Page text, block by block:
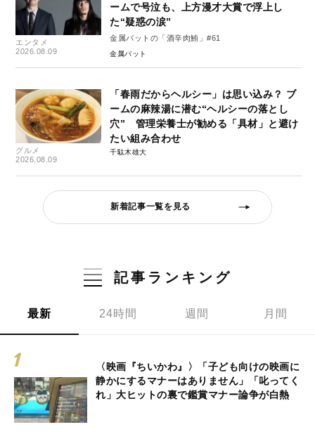
エンタメ
2026.08.09
ームで号泣も、上方漫才大賞で浮上し
た“疑惑の涙”
金属バットの「酒辛肉鮪」#61
金属バット
グルメ
2026.08.09
「春雨だからヘルシー」は思い込み？ ブ
ームの麻辣湯に潜む“ヘルシーの落とし
穴” 管理栄養士が勧める「具材」と避け
たい組み合わせ
千駄木雄大
新着記事一覧を見る
記事ランキング
最新 24時間 週間 月間
〈映画『ちいかわ』〉「子ども向けの映画に
静かにするマナーはありません」「叱ってく
れ」大ヒットの裏で鑑賞マナー論争が白熱